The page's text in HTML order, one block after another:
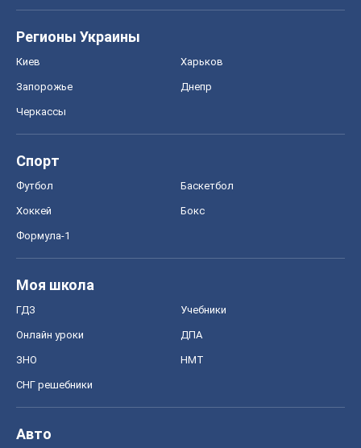
Регионы Украины
Киев Харьков
Запорожье Днепр
Черкассы
Спорт
Футбол Баскетбол
Хоккей Бокс
Формула-1
Моя школа
ГДЗ Учебники
Онлайн уроки ДПА
ЗНО НМТ
СНГ решебники
Авто